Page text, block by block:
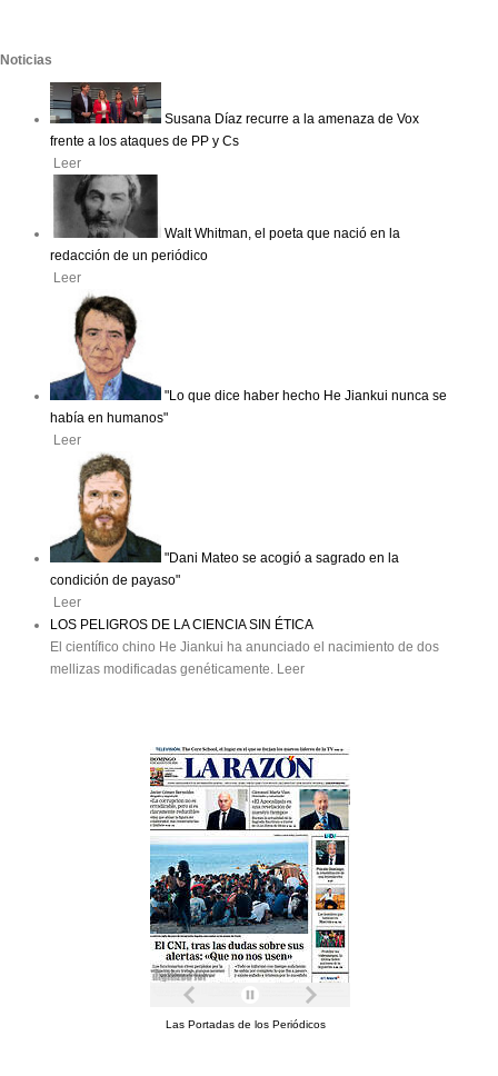
Noticias
Susana Díaz recurre a la amenaza de Vox
frente a los ataques de PP y Cs
Leer
Walt Whitman, el poeta que nació en la
redacción de un periódico
Leer
"Lo que dice haber hecho He Jiankui nunca se
había en humanos"
Leer
"Dani Mateo se acogió a sagrado en la
condición de payaso"
Leer
LOS PELIGROS DE LA CIENCIA SIN ÉTICA
El científico chino He Jiankui ha anunciado el nacimiento de dos
mellizas modificadas genéticamente. Leer
Las Portadas de los Periódicos